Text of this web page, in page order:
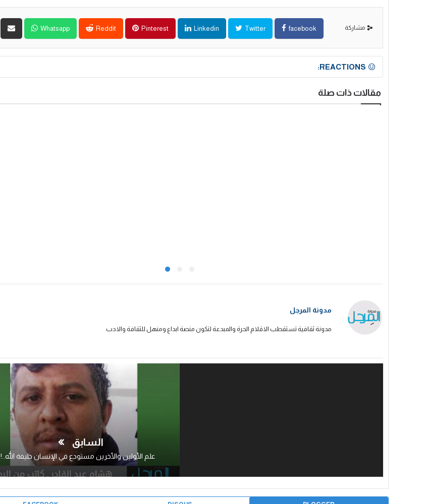
مشاركة facebook
Twitter
Linkedin
Pinterest
Reddit
Whatsapp
REACTIONS:
مقالات ذات صلة
مدونة المرجل
مدونة ثقافية تستقطب الاقلام الحرة والمبدعة لتكون منصة ابداع ومنهل للثقافة والادب
السابق
علم الأولين والأخرين مستودع في الإنسان خليفة الله..!